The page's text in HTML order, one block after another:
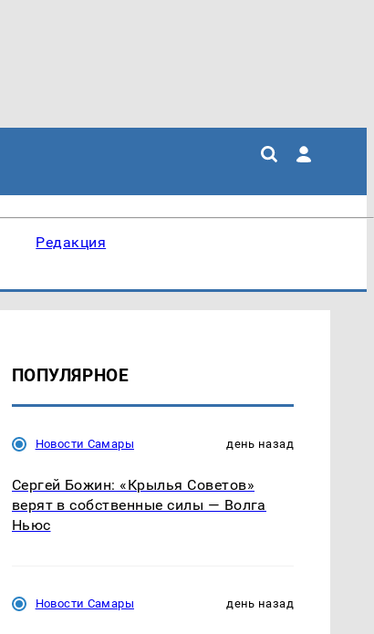
Редакция
ПОПУЛЯРНОЕ
Новости Самары день назад
Сергей Божин: «Крылья Советов»
верят в собственные силы — Волга
Ньюс
Новости Самары день назад